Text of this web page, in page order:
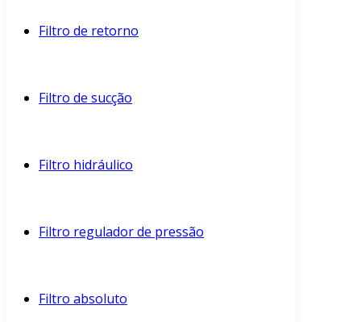
Filtro de retorno
Filtro de sucção
Filtro hidráulico
Filtro regulador de pressão
Filtro absoluto